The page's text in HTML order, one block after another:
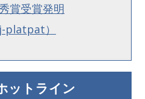
賞受賞発明
platpat）
ットライン